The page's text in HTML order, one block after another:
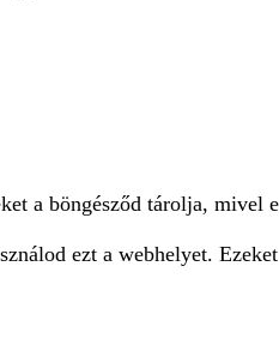
a böngésződ tárolja, mivel
ezt a webhelyet.